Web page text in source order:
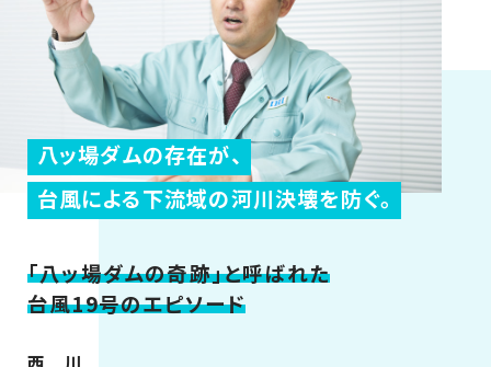
八ッ場ダムの存在が、
台風による下流域の河川決壊を防ぐ。
「八ッ場ダムの奇跡」と呼ばれた
台風19号のエピソード